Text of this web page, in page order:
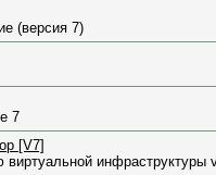
(версия 7)
7
[V7]
инфраструктуры